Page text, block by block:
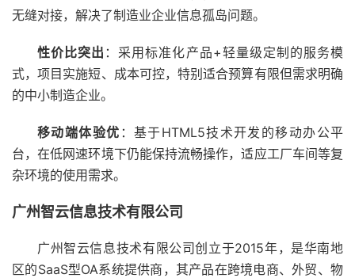
无缝对接，解决了制造业企业信息孤岛问题。
性价比突出 ：采用标准化产品+轻量级定制的服务模
式，项目实施短、成本可控，特别适合预算有限但需求明确
的中小制造企业。
移动端体验优 ：基于HTML5技术开发的移动办公平
台，在低网速环境下仍能保持流畅操作，适应工厂车间等复
杂环境的使用需求。
广州智云信息技术有限公司
广州智云信息技术有限公司创立于2015年，是华南地
区的SaaS型OA系统提供商，其产品在跨境电商、外贸、物